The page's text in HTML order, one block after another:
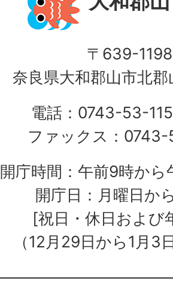
〒639-1198
奈良県大和郡山市北
電話：0743-53-
ファックス：
開庁時間：午前9時か
開庁日：月曜日か
[祝日・休日および
（12月29日から1月3